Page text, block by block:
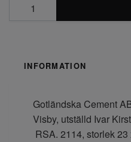
INFORMATION
Gotländska Cement
Visby, utställd Ivar
RSA. 2114, storlek 23